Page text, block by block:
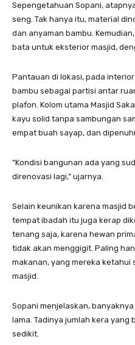
Sepengetahuan Sopani,
seng. Tak hanya itu, material
dan anyaman bambu.
bata untuk eksterior masjid,
Pantauan di lokasi, pada
bambu sebagai partisi antar
plafon. Kolom utama Masjid
kayu solid tanpa sambungan
empat buah sayap, dan
“Kondisi bangunan ada yang
direnovasi lagi,” ujarnya.
Selain keunikan karena masjid
tempat ibadah itu juga kerap
tenang saja, karena hewan
tidak akan menggigit. Paling
makanan, yang mereka ketahui
masjid.
Sopani menjelaskan,
lama. Tadinya jumlah kera yang
sedikit.